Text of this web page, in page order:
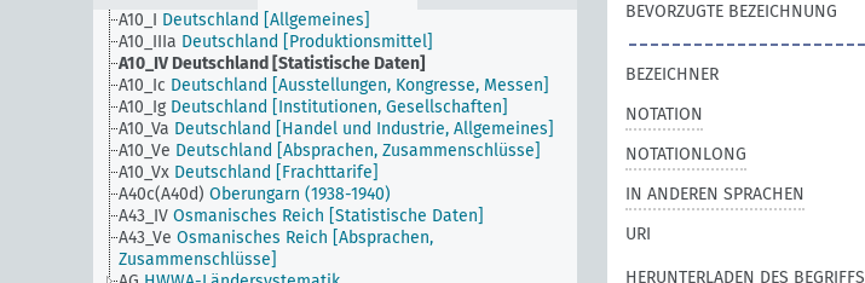
A10_I Deutschland [Allgemeines]
A10_IIIa Deutschland [Produktionsmittel]
A10_IV Deutschland [Statistische Daten]
A10_Ic Deutschland [Ausstellungen, Kongresse, Messen]
A10_Ig Deutschland [Institutionen, Gesellschaften]
A10_Va Deutschland [Handel und Industrie, Allgemeines]
A10_Ve Deutschland [Absprachen, Zusammenschlüsse]
A10_Vx Deutschland [Frachttarife]
A40c(A40d) Oberungarn (1938-1940)
A43_IV Osmanisches Reich [Statistische Daten]
A43_Ve Osmanisches Reich [Absprachen,
Zusammenschlüsse]
BEVORZUGTE BEZEICHNUNG
BEZEICHNER
NOTATION
NOTATIONLONG
IN ANDEREN SPRACHEN
URI
HERUNTERLADEN DES BEGRIFFS